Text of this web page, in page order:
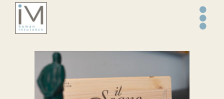
Salta
contenuto